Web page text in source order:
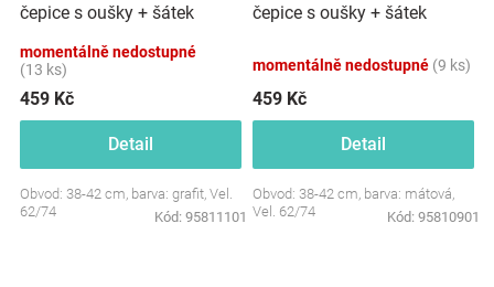
čepice s oušky + šátek
momentálně nedostupné
(13 ks)
459 Kč
Detail
Obvod: 38-42 cm, barva: grafit, Vel.
62/74
Kód: 95811101
čepice s oušky + šátek
momentálně nedostupné (9 ks)
459 Kč
Detail
Obvod: 38-42 cm, barva: mátová,
Vel. 62/74
Kód: 95810901